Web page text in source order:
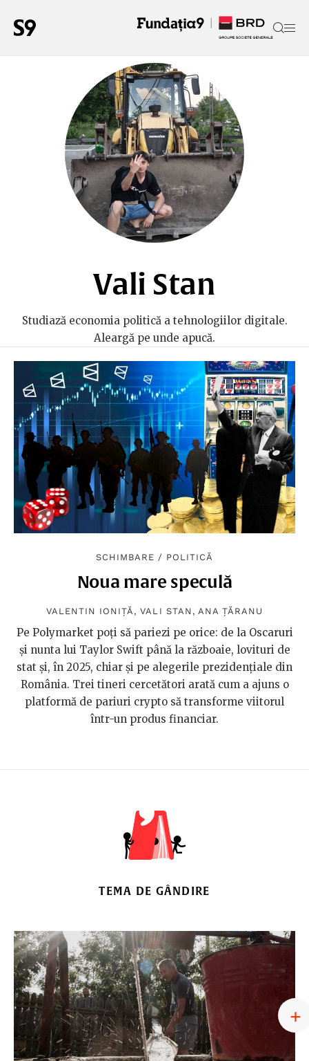
Vali Stan
Studiază economia politică a tehnologiilor digitale.
Aleargă pe unde apucă.
SCHIMBARE / POLITICĂ
Noua mare speculă
VALENTIN IONIȚĂ ,VALI STAN , ANA ȚĂRANU
Pe Polymarket poți să pariezi pe orice: de la Oscaruri
și nunta lui Taylor Swift până la războaie, lovituri de
stat și, în 2025, chiar și pe alegerile prezidențiale din
România. Trei tineri cercetători arată cum a ajuns o
platformă de pariuri crypto să transforme viitorul
într-un produs financiar.
TEMA DE GÂNDIRE